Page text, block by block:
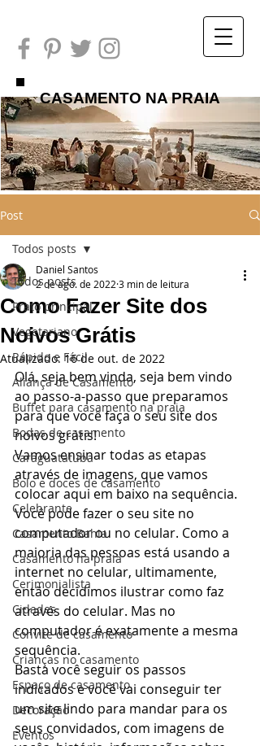
CASAMENTO NA PRAIA
Post
Todos posts
Prato principal
Vegetariano
Rápido e Fácil
Aliança de Casamento
Buffet para casamento na praia
Bodas de casamento
Caraguatatuba
Bolo e doces de casamento
Celebrante
Casamento Bahia
Casamento na praia
Cerimonialista
Cidades
Convite de casamento
Crianças no casamento
Espaço de casamento
Decoração
Eventos
Todos posts
Como Fazer Site dos
Noivos Grátis
Daniel Santos
2 de ago. de 2022 3 min de leitura
Atualizado: 16 de out. de 2022
Olá, seja bem vinda, seja bem vindo
ao passo-a-passo que preparamos
para que você faça o seu site dos
noivos grátis!
Vamos ensinar todas as etapas
através de imagens, que vamos
colocar aqui em baixo na sequência.
Você pode fazer o seu site no
computador ou no celular. Como a
maioria das pessoas está usando a
internet no celular, ultimamente,
então decidimos ilustrar como faz
através do celular. Mas no
computador é exatamente a mesma
sequência.
Basta você seguir os passos
indicados e você vai conseguir ter
um site lindo para mandar para os
seus convidados, com imagens de